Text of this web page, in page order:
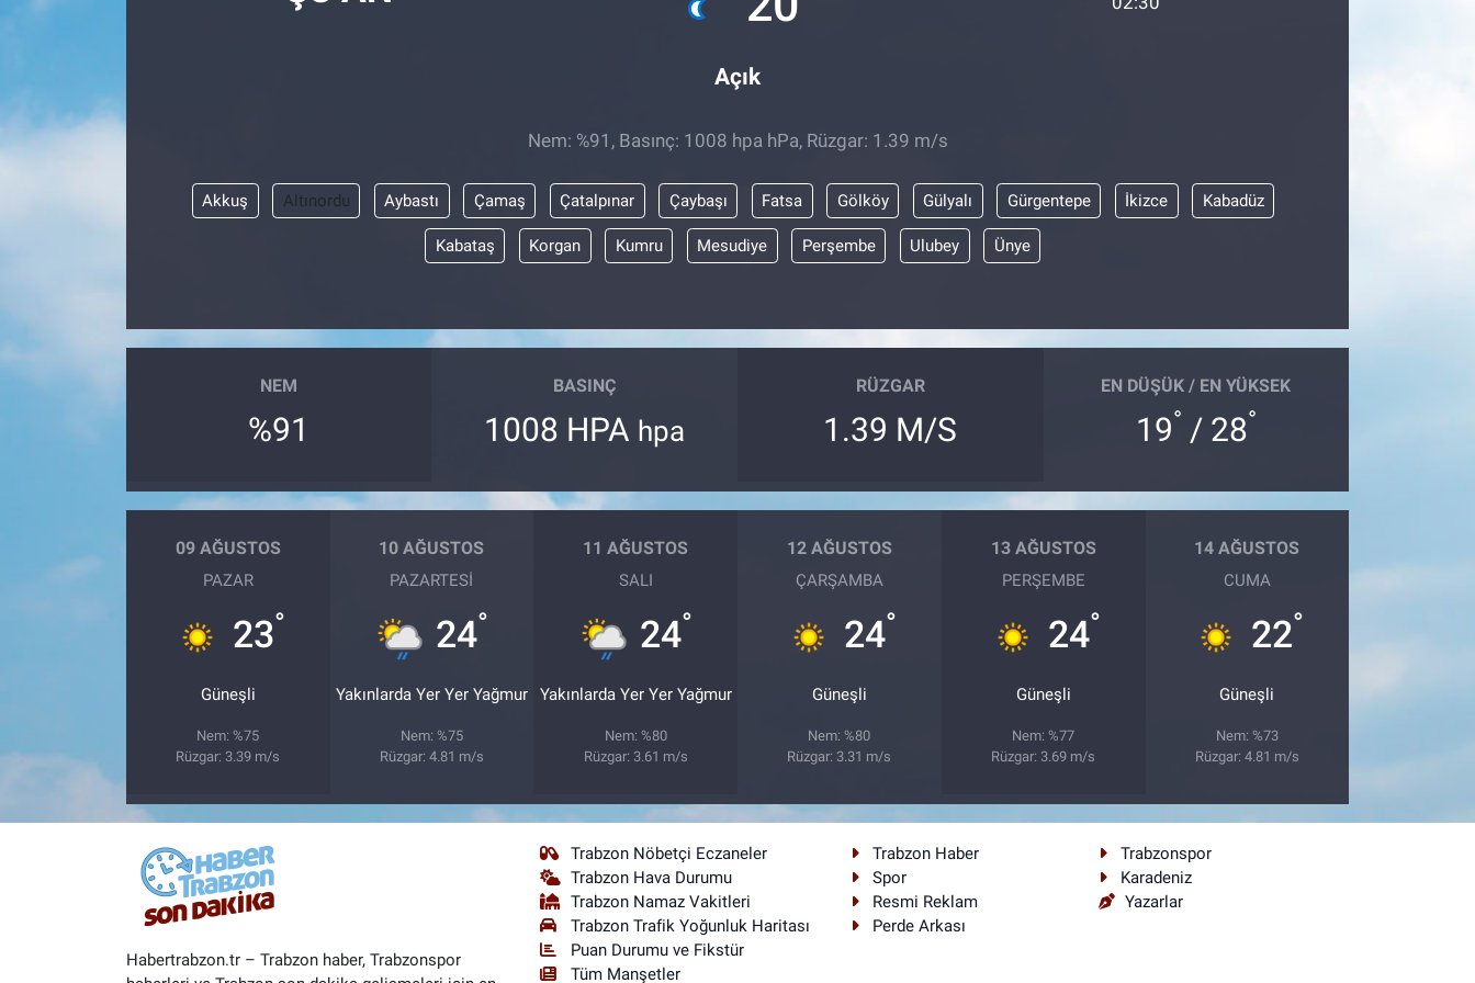
Açık
Nem: %91, Basınç: 1008 hpa hPa, Rüzgar: 1.39 m/s
Akkuş Altınordu Aybastı Çamaş Çatalpınar Çaybaşı Fatsa Gölköy Gülyalı Gürgentepe İkizce Kabadüz
Kabataş Korgan Kumru Mesudiye Perşembe Ulubey Ünye
NEM
%91
BASINÇ
1008 HPA hpa
RÜZGAR
1.39 M/S
EN DÜŞÜK / EN YÜKSEK
19° / 28°
09 AĞUSTOS
PAZAR
23°
Güneşli
Nem: %75
Rüzgar: 3.39 m/s
10 AĞUSTOS
PAZARTESI
24°
Yakınlarda Yer Yer Yağmur
Nem: %75
Rüzgar: 4.81 m/s
11 AĞUSTOS
SALI
24°
Yakınlarda Yer Yer Yağmur
Nem: %80
Rüzgar: 3.61 m/s
12 AĞUSTOS
ÇARŞAMBA
24°
Güneşli
Nem: %80
Rüzgar: 3.31 m/s
13 AĞUSTOS
PERŞEMBE
24°
Güneşli
Nem: %77
Rüzgar: 3.69 m/s
14 AĞUSTOS
CUMA
22°
Güneşli
Nem: %73
Rüzgar: 4.81 m/s
Habertrabzon.tr – Trabzon haber, Trabzonspor
Trabzon Nöbetçi Eczaneler
Trabzon Hava Durumu
Trabzon Namaz Vakitleri
Trabzon Trafik Yoğunluk Haritası
Puan Durumu ve Fikstür
Tüm Manşetler
Trabzon Haber
Trabzonspor
Spor
Karadeniz
Resmi Reklam
Yazarlar
Perde Arkası